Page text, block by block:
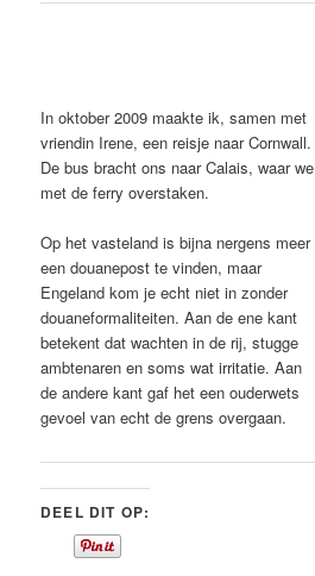
In oktober 2009 maakte ik, samen met
vriendin Irene, een reisje naar Cornwall.
De bus bracht ons naar Calais, waar we
met de ferry overstaken.
Op het vasteland is bijna nergens meer
een douanepost te vinden, maar
Engeland kom je echt niet in zonder
douaneformaliteiten. Aan de ene kant
betekent dat wachten in de rij, stugge
ambtenaren en soms wat irritatie. Aan
de andere kant gaf het een ouderwets
gevoel van echt de grens overgaan.
DEEL DIT OP: